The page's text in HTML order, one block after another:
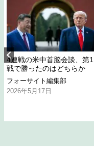
4連戦の米中首脳会談、第1
戦で勝ったのはどちらか
フォーサイト編集部
2026年5月17日